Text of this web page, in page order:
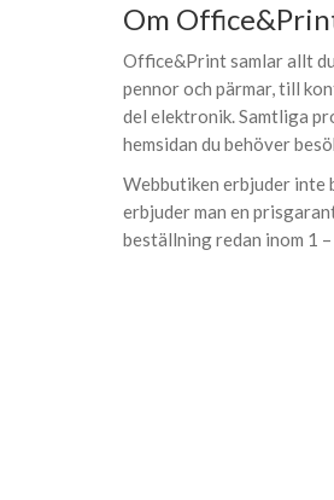
Om
Office&Print samlar allt
pennor och pärmar, till
del elektronik. Samtliga
hemsidan du behöver
Webbutiken erbjuder inte
erbjuder man en
beställning redan inom 1